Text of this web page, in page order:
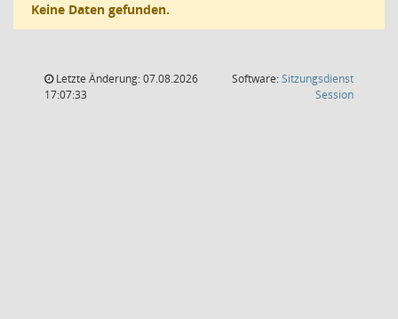
Keine Daten gefunden.
Letzte Änderung: 07.08.2026
17:07:33
Software:Sitzungsdienst
Session(Wird in